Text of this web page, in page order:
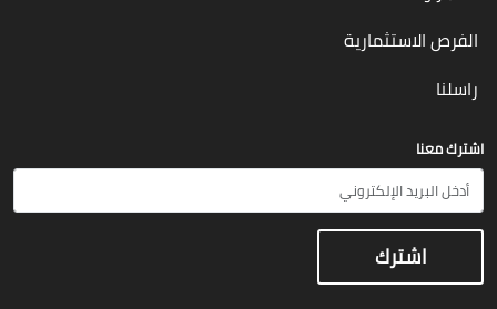
الفرص الاستثمارية
راسلنا
اشترك معنا